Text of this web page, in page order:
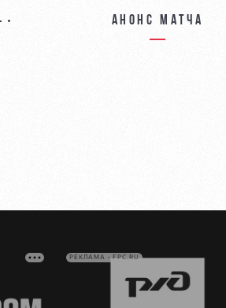
Анонс матча
РЕКЛАМА • FPC.RU